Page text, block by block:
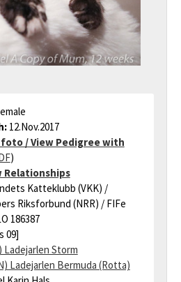
12.Nov.2017
/ View Pedigree with
)
Relationships
Katteklubb (VKK) /
Riksforbund (NRR) / FIFe
186387
09]
Ladejarlen Storm
Ladejarlen Bermuda (Rotta)